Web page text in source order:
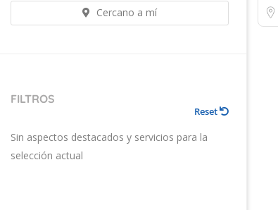
Cercano a mí
FILTROS
Reset
Sin aspectos destacados y servicios para la
selección actual